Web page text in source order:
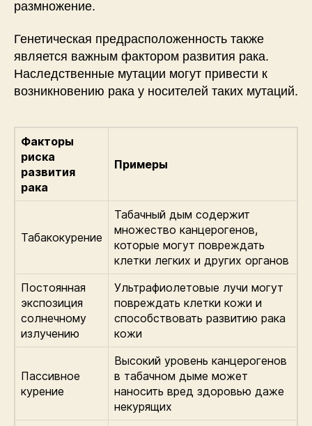
размножение.
Генетическая предрасположенность также
является важным фактором развития рака.
Наследственные мутации могут привести к
возникновению рака у носителей таких мутаций.
Факторы
риска
развития
рака
Примеры
Табакокурение
Табачный дым содержит
множество канцерогенов,
которые могут повреждать
клетки легких и других органов
Постоянная
экспозиция
солнечному
излучению
Ультрафиолетовые лучи могут
повреждать клетки кожи и
способствовать развитию рака
кожи
Пассивное
курение
Высокий уровень канцерогенов
в табачном дыме может
наносить вред здоровью даже
некурящих